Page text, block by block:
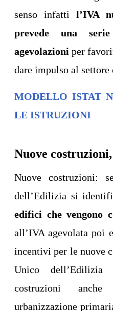
senso infatti l’IVA
prevede una
agevolazioni per
dare impulso al
MODELLO ISTAT
LE ISTRUZIONI
Nuove costruzioni,
Nuove costruzioni:
dell’Edilizia si
edifici che vengono
all’IVA agevolata poi
incentivi per le nuove
Unico dell’Edilizia
costruzioni
urbanizzazione